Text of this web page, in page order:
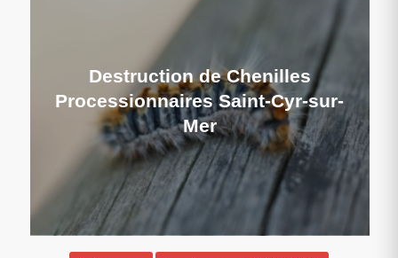
Destruction de Chenilles
Processionnaires Saint-Cyr-sur-
Mer